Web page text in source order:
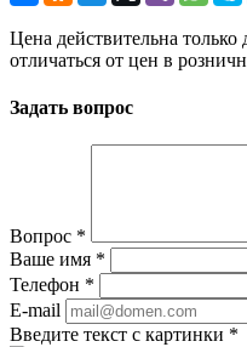
Цена действительна
отличаться от цен в
Задать вопрос
Вопрос *
Ваше имя *
Телефон *
E-mail
Введите текст с картинки *